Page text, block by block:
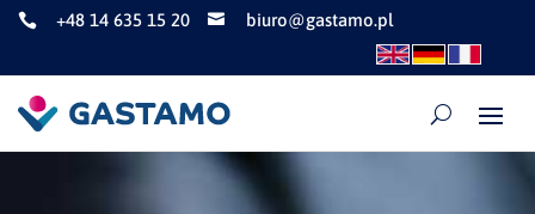
 +48 14 635 15 20  biuro@gastamo.pl